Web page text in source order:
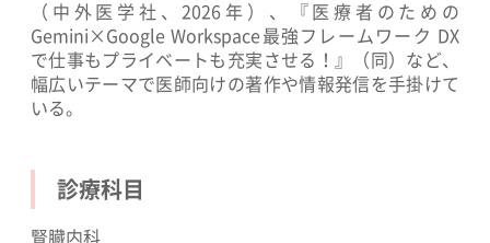
（中外医学社、2026年）、『医療者のための
Gemini×Google Workspace最強フレームワーク DX
で仕事もプライベートも充実させる！』（同）など、
幅広いテーマで医師向けの著作や情報発信を手掛けて
いる。
診療科目
腎臓内科